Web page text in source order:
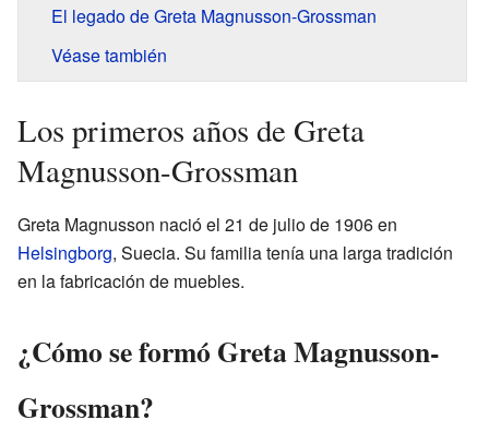
El legado de Greta Magnusson-Grossman
Véase también
Los primeros años de Greta
Magnusson-Grossman
Greta Magnusson nació el 21 de julio de 1906 en
Helsingborg, Suecia. Su familia tenía una larga tradición
en la fabricación de muebles.
¿Cómo se formó Greta Magnusson-
Grossman?